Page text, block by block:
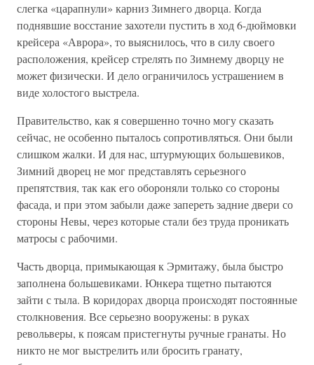
слегка «царапнули» карниз Зимнего дворца. Когда
поднявшие восстание захотели пустить в ход 6-дюймовки
крейсера «Аврора», то выяснилось, что в силу своего
расположения, крейсер стрелять по Зимнему дворцу не
может физически. И дело ограничилось устрашением в
виде холостого выстрела.
Правительство, как я совершенно точно могу сказать
сейчас, не особенно пыталось сопротивляться. Они были
слишком жалки. И для нас, штурмующих большевиков,
Зимний дворец не мог представлять серьезного
препятствия, так как его обороняли только со стороны
фасада, и при этом забыли даже запереть задние двери со
стороны Невы, через которые стали без труда проникать
матросы с рабочими.
Часть дворца, примыкающая к Эрмитажу, была быстро
заполнена большевиками. Юнкера тщетно пытаются
зайти с тыла. В коридорах дворца происходят постоянные
столкновения. Все серьезно вооружены: в руках
револьверы, к поясам пристегнуты ручные гранаты. Но
никто не мог выстрелить или бросить гранату,